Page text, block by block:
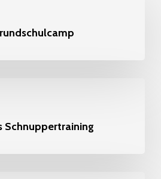
Schnuppertraining